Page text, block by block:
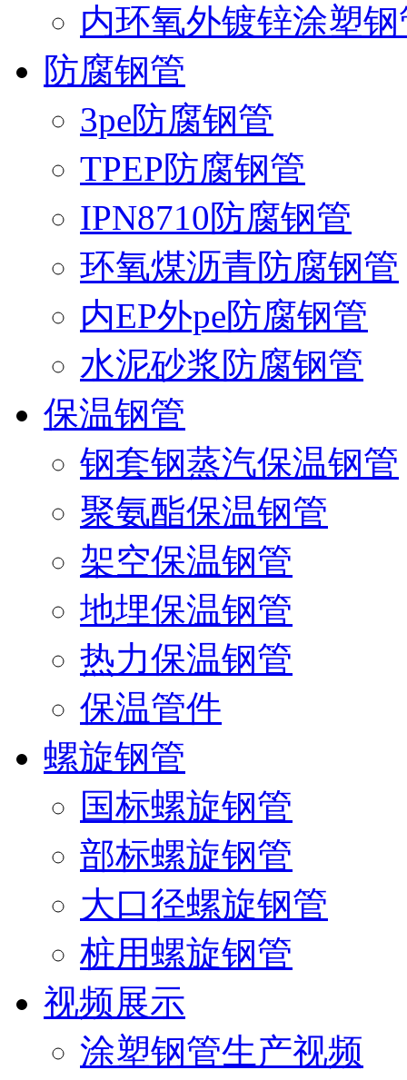
内环氧外镀锌涂塑钢
防腐钢管
3pe防腐钢管
TPEP防腐钢管
IPN8710防腐钢管
环氧煤沥青防腐钢管
内EP外pe防腐钢管
水泥砂浆防腐钢管
保温钢管
钢套钢蒸汽保温钢管
聚氨酯保温钢管
架空保温钢管
地埋保温钢管
热力保温钢管
保温管件
螺旋钢管
国标螺旋钢管
部标螺旋钢管
大口径螺旋钢管
桩用螺旋钢管
视频展示
涂塑钢管生产视频